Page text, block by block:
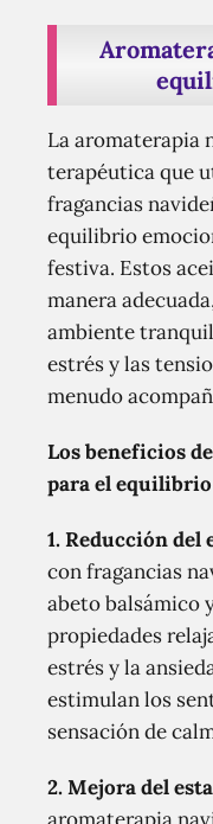
La aromaterapia
terapéutica que
fragancias
equilibrio
festiva. Estos
manera
ambiente
estrés y las
menudo
Los beneficios
para el
1. Reducción del
con fragancias
abeto balsámico
propiedades
estrés y la
estimulan los
sensación de
2. Mejora del